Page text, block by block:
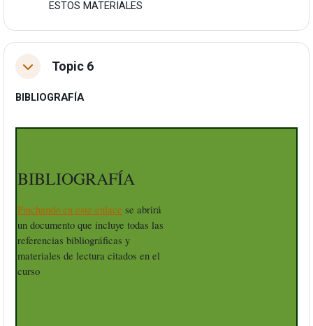
ESTOS MATERIALES
TolestuTopic 6
BIBLIOGRAFÍA
BIBLIOGRAFÍA
Pinchando en este enlace se abrirá
un documento que incluye todas las
referencias bibliográficas y
materiales de lectura citados en el
curso